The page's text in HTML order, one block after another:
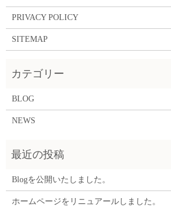
PRIVACY POLICY
SITEMAP
BLOG
NEWS
Blogを公開いたしました。
ホームページをリニュアールしました。